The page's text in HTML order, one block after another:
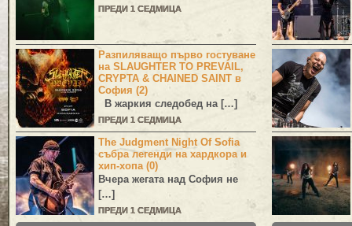
ПРЕДИ 1 СЕДМИЦА
Разпиляващо първо гостуване
на SLAUGHTER TO PREVAIL,
CRYPTA & CHAINED SAINT в
София (2)
В жаркия следобед на […]
ПРЕДИ 1 СЕДМИЦА
The Judgment Night Of Sofia
събра легенди на хардкора и
хип-хопа (0)
Вчера жегата над София не
[…]
ПРЕДИ 1 СЕДМИЦА